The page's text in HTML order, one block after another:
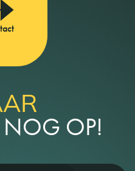
NOG OP!